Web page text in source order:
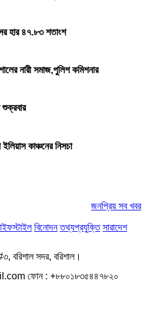
হার ৪৭.৮৩ শতাংশ
নারী সমাজ,পুলিশ কমিশনার
শুক্রবার
কাঞ্চনের নিসচা
জনপ্রিয় সব খবর
বিনোদন তথ্যপ্রযুক্তি সারাদেশ
বরিশাল সদর, বরিশাল।
ফোন : +৮৮০১৮৩৫৪৪৭৮২০